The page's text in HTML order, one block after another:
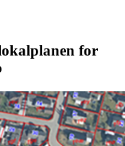
for